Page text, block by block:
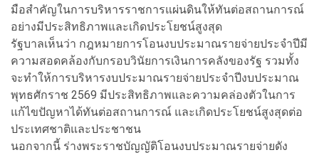
มือสำคัญในการบริหารราชการแผ่นดินให้ทันต่อสถานการณ์
อย่างมีประสิทธิภาพและเกิดประโยชน์สูงสุด
รัฐบาลเห็นว่า กฎหมายการโอนงบประมาณรายจ่ายประจำปีมี
ความสอดคล้องกับกรอบวินัยการเงินการคลังของรัฐ รวมทั้ง
จะทำให้การบริหารงบประมาณรายจ่ายประจำปีงบประมาณ
พุทธศักราช 2569 มีประสิทธิภาพและความคล่องตัวในการ
แก้ไขปัญหาได้ทันต่อสถานการณ์ และเกิดประโยชน์สูงสุดต่อ
ประเทศชาติและประชาชน
นอกจากนี้ ร่างพระราชบัญญัติโอนงบประมาณรายจ่ายดัง